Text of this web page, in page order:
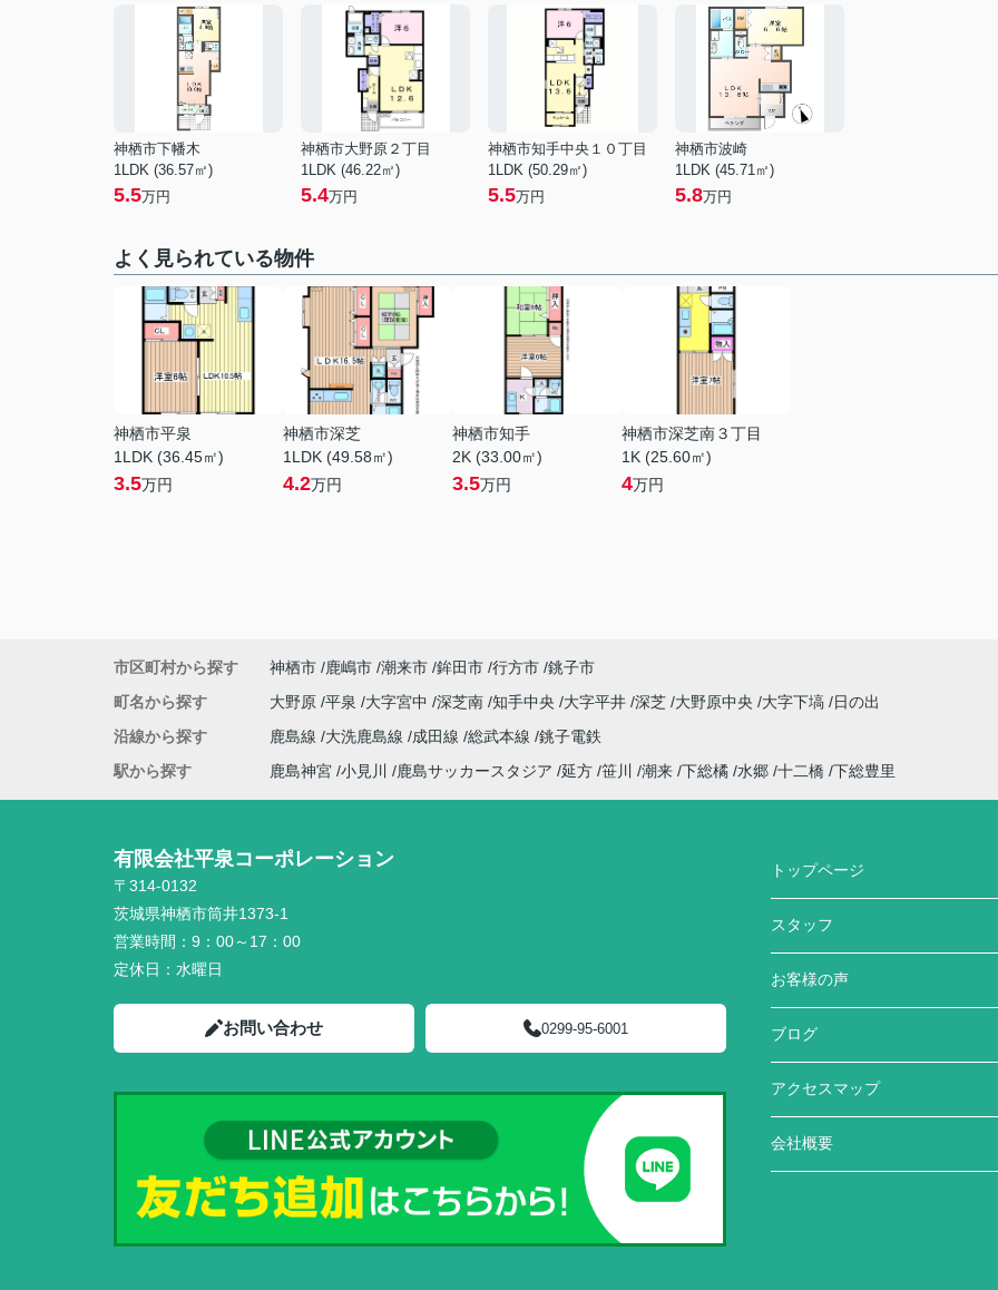
神栖市下幡木
1LDK (36.57㎡)
5.5万円
神栖市大野原２丁目
1LDK (46.22㎡)
5.4万円
神栖市知手中央１０丁目
1LDK (50.29㎡)
5.5万円
神栖市波崎
1LDK (45.71㎡)
5.8万円
よく見られている物件
神栖市平泉
1LDK (36.45㎡)
3.5万円
神栖市深芝
1LDK (49.58㎡)
4.2万円
神栖市知手
2K (33.00㎡)
3.5万円
神栖市深芝南３丁目
1K (25.60㎡)
4万円
市区町村から探す 神栖市 鹿嶋市 潮来市 鉾田市 行方市 銚子市
町名から探す
大野原 平泉 大字宮中 深芝南 知手中央 大字平井 深芝 大野原中央 大字下塙
日の出
沿線から探す
鹿島線 大洗鹿島線 成田線 総武本線 銚子電鉄
駅から探す
鹿島神宮 小見川 鹿島サッカースタジア 延方 笹川 潮来 下総橘 水郷 十二橋 下総豊里
有限会社平泉コーポレーション
〒314-0132
茨城県神栖市筒井1373-1
営業時間： 9：00～17：00
定休日： 水曜日
お問い合わせ 0299-95-6001
トップページ
スタッフ
お客様の声
ブログ
アクセスマップ
会社概要